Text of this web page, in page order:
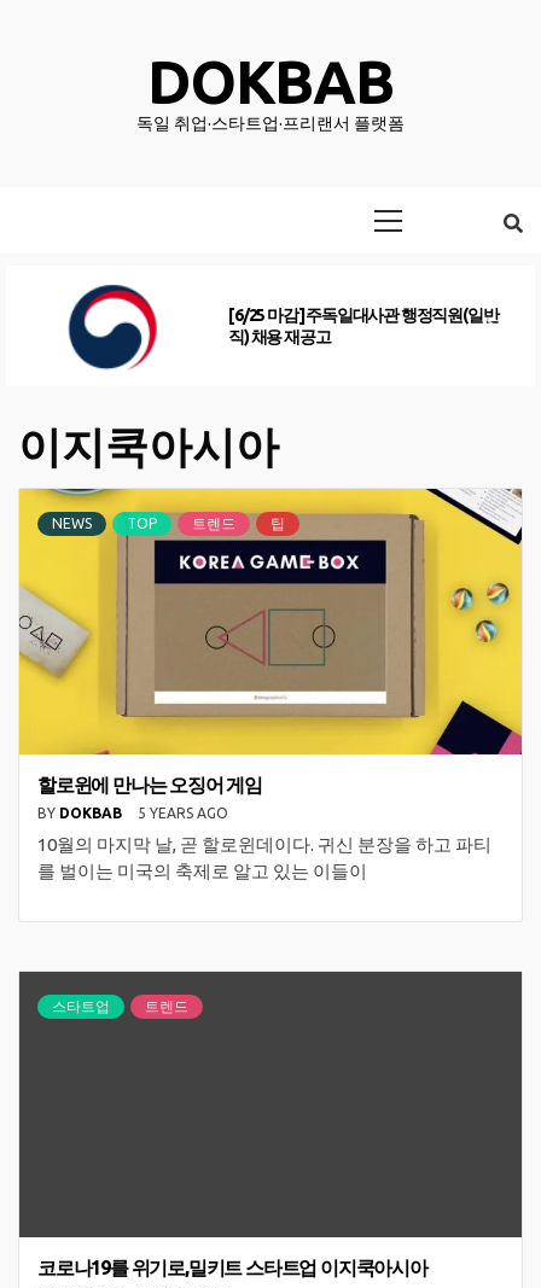
DOKBAB
독일 취업·스타트업·프리랜서 플랫폼
[6/25 마감] 주독일대사관 행정직원(일반
직) 채용 재공고
이지쿡아시아
NEWS TOP 트렌드 팁
할로윈에 만나는 오징어 게임
BY DOKBAB 5 YEARS AGO
10월의 마지막 날, 곧 할로윈데이다. 귀신 분장을 하고 파티
를 벌이는 미국의 축제로 알고 있는 이들이
스타트업 트렌드
코로나19를 위기로,밀키트 스타트업 이지쿡아시아